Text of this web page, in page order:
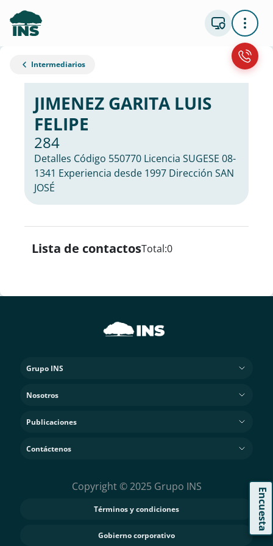
Intermediarios
Encuesta
JIMENEZ GARITA LUIS
FELIPE
284
Detalles Código 550770 Licencia SUGESE 08-
1341 Experiencia desde 1997 Dirección SAN
JOSÉ
Lista de contactosTotal:0
Grupo INS
Nosotros
Publicaciones
Contáctenos
Copyright © 2025 Grupo INS
Términos y condiciones
Gobierno corporativo